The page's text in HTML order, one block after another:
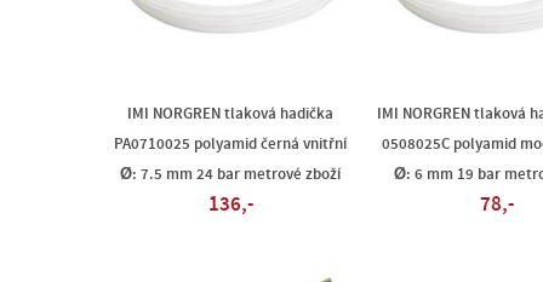
IMI NORGREN tlaková hadička
PA0710025 polyamid černá vnitřní
Ø: 7.5 mm 24 bar metrové zboží
136,-
IMI NORGREN tlaková
0508025C polyamid
Ø: 6 mm 19 bar
78,-